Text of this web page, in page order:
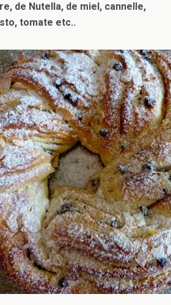
de Nutella, de miel, cannelle,
tomate etc..